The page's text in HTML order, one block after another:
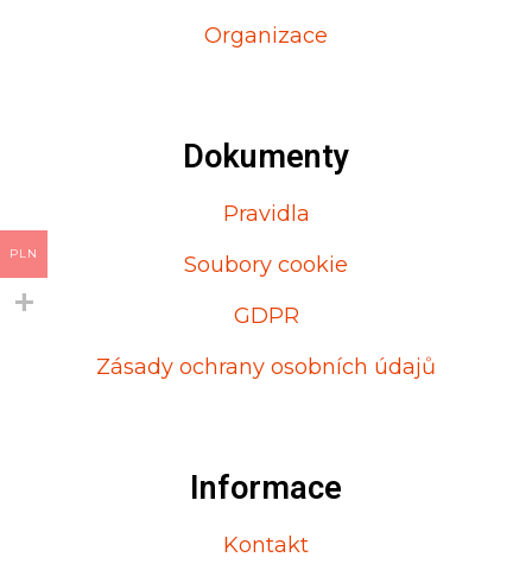
Organizace
Dokumenty
Pravidla
Soubory cookie
GDPR
Zásady ochrany osobních údajů
Informace
Kontakt
PLN